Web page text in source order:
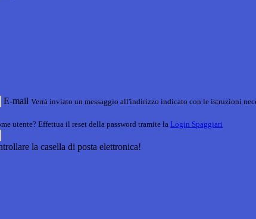
E-mail Verrà inviato un messaggio all'indirizzo indicato con le istruzioni
utente? Effettua il reset della password tramite la Login Spaggiari
la casella di posta elettronica!